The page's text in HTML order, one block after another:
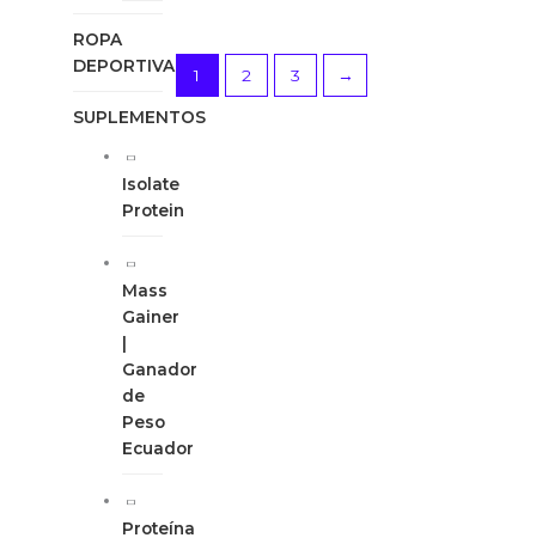
ROPA
DEPORTIVA
SUPLEMENTOS
Isolate
Protein
Mass
Gainer
Ganador
de
Peso
Ecuador
Proteína
1 2 3 →